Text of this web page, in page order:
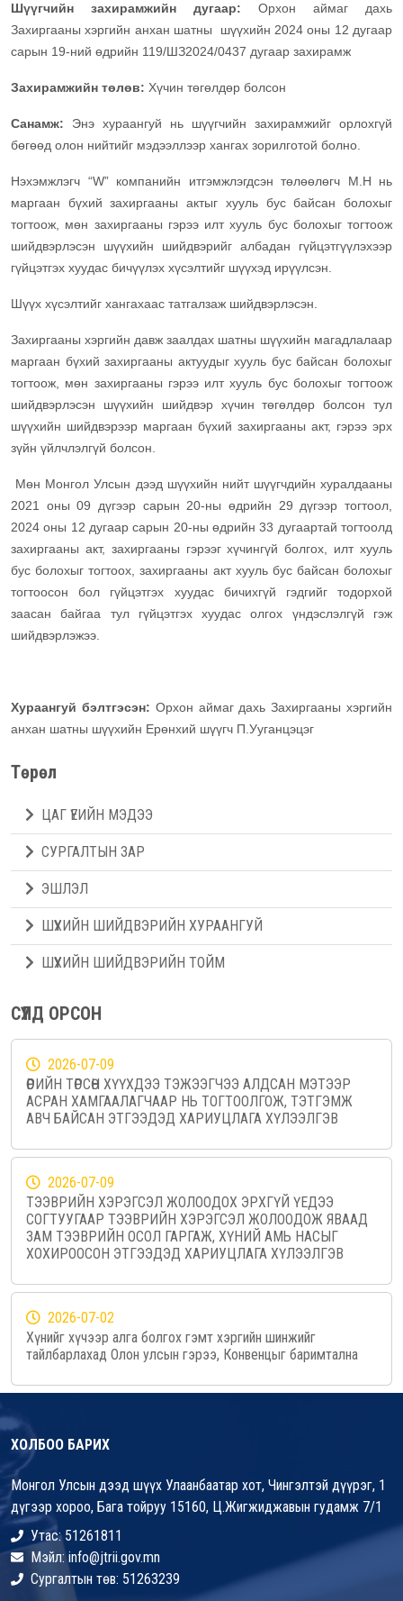
Шүүгчийн захирамжийн дугаар: Орхон аймаг дахь
Захиргааны хэргийн анхан шатны шүүхийн 2024 оны 12 дугаар
сарын 19-ний өдрийн 119/ШЗ2024/0437 дугаар захирамж
Захирамжийн төлөв: Хүчин төгөлдөр болсон
Санамж: Энэ хураангуй нь шүүгчийн захирамжийг орлохгүй
бөгөөд олон нийтийг мэдээллээр хангах зорилготой болно.
Нэхэмжлэгч “W” компанийн итгэмжлэгдсэн төлөөлөгч М.Н нь
маргаан бүхий захиргааны актыг хууль бус байсан болохыг
тогтоож, мөн захиргааны гэрээ илт хууль бус болохыг тогтоож
шийдвэрлэсэн шүүхийн шийдвэрийг албадан гүйцэтгүүлэхээр
гүйцэтгэх хуудас бичүүлэх хүсэлтийг шүүхэд ирүүлсэн.
Шүүх хүсэлтийг хангахаас татгалзаж шийдвэрлэсэн.
Захиргааны хэргийн давж заалдах шатны шүүхийн магадлалаар
маргаан бүхий захиргааны актуудыг хууль бус байсан болохыг
тогтоож, мөн захиргааны гэрээ илт хууль бус болохыг тогтоож
шийдвэрлэсэн шүүхийн шийдвэр хүчин төгөлдөр болсон тул
шүүхийн шийдвэрээр маргаан бүхий захиргааны акт, гэрээ эрх
зүйн үйлчлэлгүй болсон.
Мөн Монгол Улсын дээд шүүхийн нийт шүүгчдийн хуралдааны
2021 оны 09 дүгээр сарын 20-ны өдрийн 29 дүгээр тогтоол,
2024 оны 12 дугаар сарын 20-ны өдрийн 33 дугаартай тогтоолд
захиргааны акт, захиргааны гэрээг хүчингүй болгох, илт хууль
бус болохыг тогтоох, захиргааны акт хууль бус байсан болохыг
тогтоосон бол гүйцэтгэх хуудас бичихгүй гэдгийг тодорхой
заасан байгаа тул гүйцэтгэх хуудас олгох үндэслэлгүй гэж
шийдвэрлэжээ.
Хураангуй бэлтгэсэн: Орхон аймаг дахь Захиргааны хэргийн
анхан шатны шүүхийн Ерөнхий шүүгч П.Ууганцэцэг
Төрөл
ЦАГ ҮЕИЙН МЭДЭЭ
СУРГАЛТЫН ЗАР
ЭШЛЭЛ
ШҮҮХИЙН ШИЙДВЭРИЙН ХУРААНГУЙ
ШҮҮХИЙН ШИЙДВЭРИЙН ТОЙМ
СҮҮЛД ОРСОН
2026-07-09
ӨӨРИЙН ТӨРСӨН ХҮҮХДЭЭ ТЭЖЭЭГЧЭЭ АЛДСАН МЭТЭЭР
АСРАН ХАМГААЛАГЧААР НЬ ТОГТООЛГОЖ, ТЭТГЭМЖ
АВЧ БАЙСАН ЭТГЭЭДЭД ХАРИУЦЛАГА ХҮЛЭЭЛГЭВ
2026-07-09
ТЭЭВРИЙН ХЭРЭГСЭЛ ЖОЛООДОХ ЭРХГҮЙ ҮЕДЭЭ
СОГТУУГААР ТЭЭВРИЙН ХЭРЭГСЭЛ ЖОЛООДОЖ ЯВААД
ЗАМ ТЭЭВРИЙН ОСОЛ ГАРГАЖ, ХҮНИЙ АМЬ НАСЫГ
ХОХИРООСОН ЭТГЭЭДЭД ХАРИУЦЛАГА ХҮЛЭЭЛГЭВ
2026-07-02
Хүнийг хүчээр алга болгох гэмт хэргийн шинжийг
тайлбарлахад Олон улсын гэрээ, Конвенцыг баримтална
ХОЛБОО БАРИХ
Монгол Улсын дээд шүүх Улаанбаатар хот, Чингэлтэй дүүрэг, 1
дүгээр хороо, Бага тойруу 15160, Ц.Жигжиджавын гудамж 7/1
Утас: 51261811
Мэйл: info@jtrii.gov.mn
Сургалтын төв: 51263239